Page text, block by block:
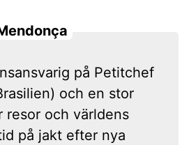
på Petitchef
och en stor
resor och världens
på jakt efter nya